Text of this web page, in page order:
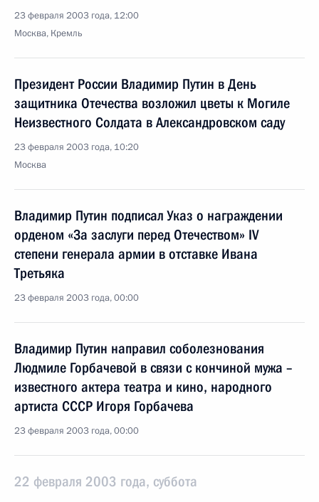
23 февраля 2003 года, 12:00
Москва, Кремль
Президент России Владимир Путин в День
защитника Отечества возложил цветы к Могиле
Неизвестного Солдата в Александровском саду
23 февраля 2003 года, 10:20
Москва
Владимир Путин подписал Указ о награждении
орденом «За заслуги перед Отечеством» IV
степени генерала армии в отставке Ивана
Третьяка
23 февраля 2003 года, 00:00
Владимир Путин направил соболезнования
Людмиле Горбачевой в связи с кончиной мужа –
известного актера театра и кино, народного
артиста СССР Игоря Горбачева
23 февраля 2003 года, 00:00
22 февраля 2003 года, суббота